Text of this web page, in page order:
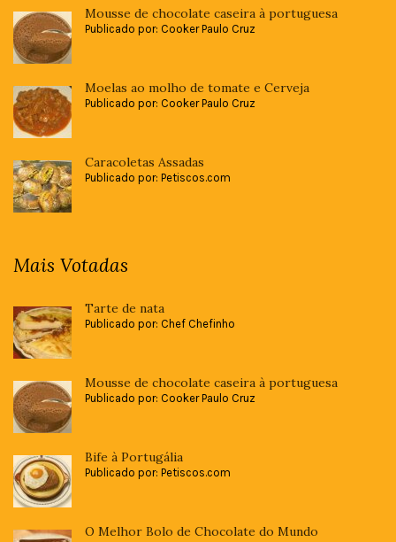
Mousse de chocolate caseira à portuguesa
Publicado por: Cooker Paulo Cruz
Moelas ao molho de tomate e Cerveja
Publicado por: Cooker Paulo Cruz
Caracoletas Assadas
Publicado por: Petiscos.com
Mais Votadas
Tarte de nata
Publicado por: Chef Chefinho
Mousse de chocolate caseira à portuguesa
Publicado por: Cooker Paulo Cruz
Bife à Portugália
Publicado por: Petiscos.com
O Melhor Bolo de Chocolate do Mundo